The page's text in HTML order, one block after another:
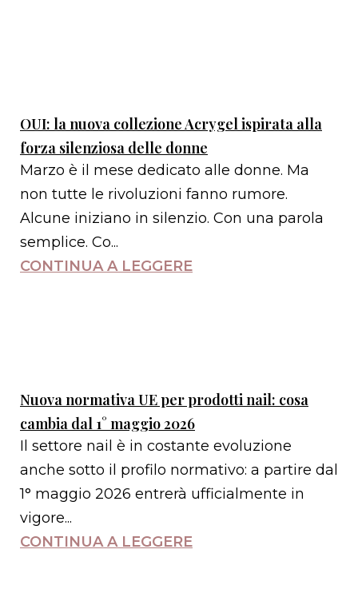
OUI: la nuova collezione Acrygel ispirata alla
forza silenziosa delle donne
Marzo è il mese dedicato alle donne. Ma
non tutte le rivoluzioni fanno rumore.
Alcune iniziano in silenzio. Con una parola
semplice. Co...
CONTINUA A LEGGERE
Nuova normativa UE per prodotti nail: cosa
cambia dal 1° maggio 2026
Il settore nail è in costante evoluzione
anche sotto il profilo normativo: a partire dal
1° maggio 2026 entrerà ufficialmente in
vigore...
CONTINUA A LEGGERE